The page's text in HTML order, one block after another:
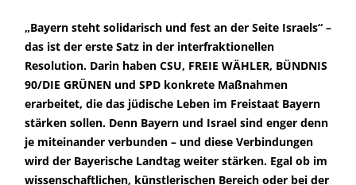
Bayern steht solidarisch und fest an der Seite Israels“ –
das ist der erste Satz in der interfraktionellen
Resolution. Darin haben CSU, FREIE WÄHLER, BÜNDNIS
90/DIE GRÜNEN und SPD konkrete Maßnahmen
erarbeitet, die das jüdische Leben im Freistaat Bayern
stärken sollen. Denn Bayern und Israel sind enger denn
je miteinander verbunden – und diese Verbindungen
wird der Bayerische Landtag weiter stärken. Egal ob im
wissenschaftlichen, künstlerischen Bereich oder bei der